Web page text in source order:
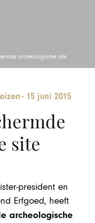
archeologische site
- 15 juni 2015
site
president en
Erfgoed, heeft
archeologische